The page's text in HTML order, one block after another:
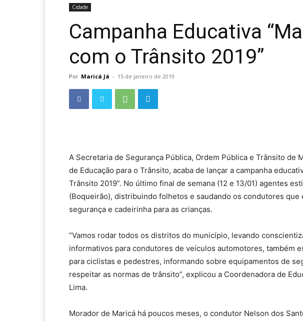
Cidade
Campanha Educativa
com o Trânsito 2019”
Por Maricá Já - 15 de janeiro de 2019
A Secretaria de Segurança Pública, Ordem Pública e Trânsito de
de Educação para o Trânsito, acaba de lançar a campanha
Trânsito 2019”. No último final de semana (12 e 13/01) agentes
(Boqueirão), distribuindo folhetos e saudando os condutores que
segurança e cadeirinha para as crianças.
“Vamos rodar todos os distritos do município, levando
informativos para condutores de veículos automotores, também
para ciclistas e pedestres, informando sobre equipamentos de
respeitar as normas de trânsito”, explicou a Coordenadora de
Lima.
Morador de Maricá há poucos meses, o condutor Nelson dos